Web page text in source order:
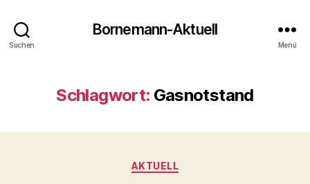
Suchen
Bornemann-Aktuell
Menü
Schlagwort: Gasnotstand
Kategorien
AKTUELL